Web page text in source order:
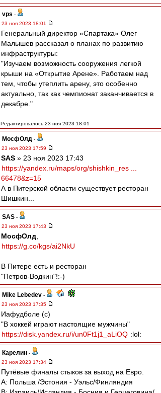
vps -
23 ноя 2023 18:01
Генеральный директор «Спартака» Олег
Малышев рассказал о планах по развитию
инфраструктуры:
"Изучаем возможность сооружения легкой
крыши на «Открытие Арене». Работаем над
тем, чтобы утеплить арену, это особенно
актуально, так как чемпионат заканчивается в
декабре."
Редактировалось 23 ноя 2023 18:01
МосфОлд -
23 ноя 2023 17:59
SAS » 23 ноя 2023 17:43
https://yandex.ru/maps/org/shishkin_res ...
66478&z=15
А в Питерской области существует ресторан
Шишкин...
SAS -
23 ноя 2023 17:43
МосфОлд
https://g.co/kgs/ai2NkU
В Питере есть и ресторан
"Петров-Водкин"!:-)
Mike Lebedev -
23 ноя 2023 17:35
Иафудболе (с)
"В хоккей играют настоящие мужчины"
https://disk.yandex.ru/i/un0Ft1j1_aLiOQ :lol:
Карелин -
23 ноя 2023 17:34
Путёвые финалы стыков за выход на Евро.
А: Польша /Эстония - Уэльс/Финляндия